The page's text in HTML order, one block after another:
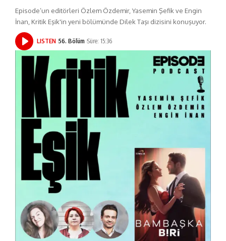
Episode’un editörleri Özlem Özdemir, Yasemin Şefik ve Engin
İnan, Kritik Eşik'in yeni bölümünde Dilek Taşı dizisini konuşuyor.
LISTEN 56. Bölüm Süre: 15:36